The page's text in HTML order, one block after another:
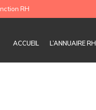
RH
ACCUEIL L’ANNUAIRE RH